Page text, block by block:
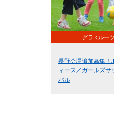
グラスルーツ
長野会場追加募集！
ィース／ガールズサ
バル